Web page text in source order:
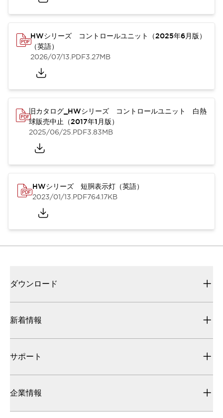
HWシリーズ コントロールユニット（2025年6月版）
（英語）
2026/07/13.PDF3.27MB
旧カタログ_HWシリーズ コントロールユニット 白熱
球販売中止（2017年1月版）
2025/06/25.PDF3.83MB
HWシリーズ 短胴表示灯（英語）
2023/01/13.PDF764.17KB
ダウンロード
新着情報
サポート
企業情報